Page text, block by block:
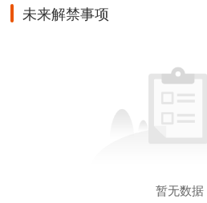
未来解禁事项
暂无数据